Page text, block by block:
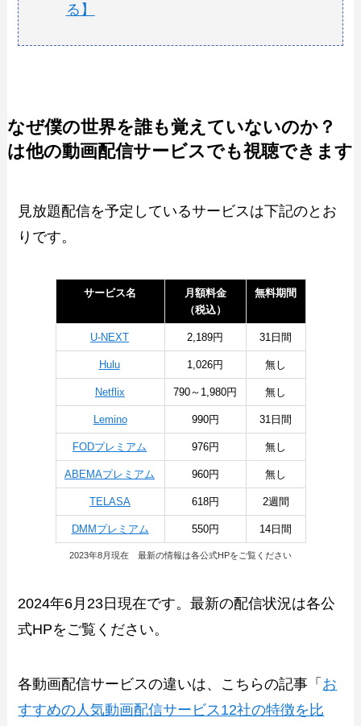
る】
なぜ僕の世界を誰も覚えていないのか？
は他の動画配信サービスでも視聴できます
見放題配信を予定しているサービスは下記のとお
りです。
サービス名
月額料金
（税込）
無料期間
U-NEXT 2,189円 31日間
Hulu 1,026円 無し
Netflix 790～1,980円 無し
Lemino 990円 31日間
FODプレミアム 976円 無し
ABEMAプレミアム 960円 無し
TELASA 618円 2週間
DMMプレミアム 550円 14日間
2023年8月現在 最新の情報は各公式HPをご覧ください
2024年6月23日現在です。最新の配信状況は各公
式HPをご覧ください。
各動画配信サービスの違いは、こちらの記事「 お
すすめの人気動画配信サービス12社の特徴を比